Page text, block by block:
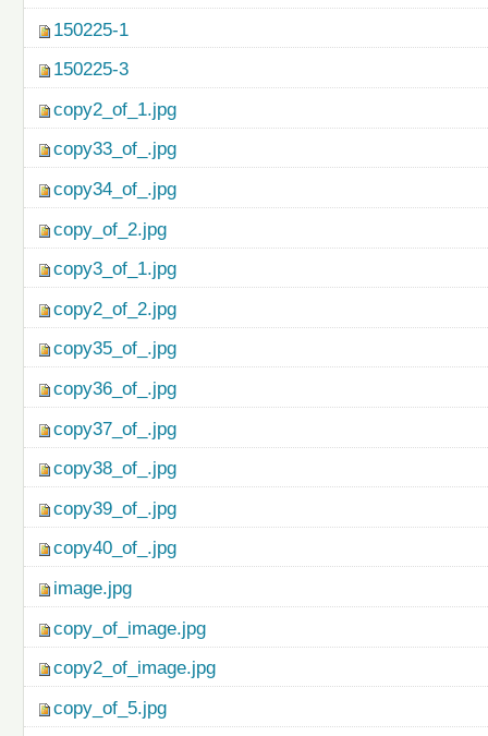
150225-1
150225-3
copy2_of_1.jpg
copy33_of_.jpg
copy34_of_.jpg
copy_of_2.jpg
copy3_of_1.jpg
copy2_of_2.jpg
copy35_of_.jpg
copy36_of_.jpg
copy37_of_.jpg
copy38_of_.jpg
copy39_of_.jpg
copy40_of_.jpg
image.jpg
copy_of_image.jpg
copy2_of_image.jpg
copy_of_5.jpg